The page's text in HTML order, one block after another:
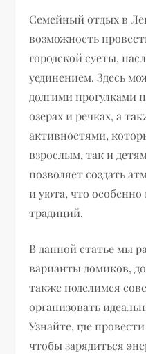
Семейный отдых в
возможность
городской суеты,
уединением. Здесь
долгими прогулками
озерах и речках, а
активностями,
взрослым, так и
позволяет создать
и уюта, что
традиций.
В данной статье мы
варианты домиков,
также поделимся
организовать
Узнайте, где
чтобы зарядиться